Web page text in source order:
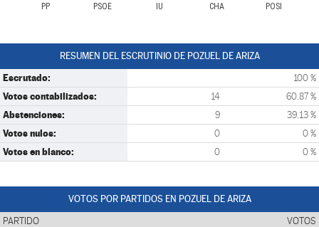
PP PSOE IU CHA POSI
RESUMEN DEL ESCRUTINIO DE POZUEL DE ARIZA
Escrutado: 100 %
Votos contabilizados: 14 60.87 %
Abstenciones: 9 39.13 %
Votos nulos: 0 0 %
Votos en blanco: 0 0 %
VOTOS POR PARTIDOS EN POZUEL DE ARIZA
PARTIDO VOTOS